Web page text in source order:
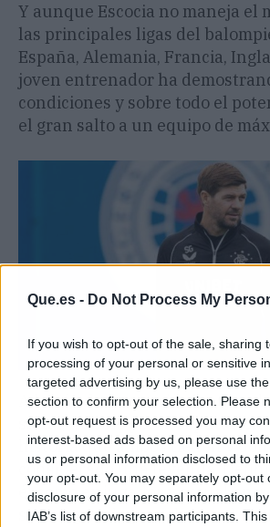
Que.es - Do Not Process My
If you wish to opt-out of the sale, sharing
processing of your personal or sensitive
targeted advertising by us, please use
section to confirm your selection. Please
opt-out request is processed you may
interest-based ads based on personal
us or personal information disclosed to
your opt-out. You may separately opt-out
disclosure of your personal information
IAB’s list of downstream participants.
Y aunque Escocia no maneja el
las principales ligas del
España, Alemania, Francia,
joven entrenador ha
condiciones y sobre todo el
el gran salto a un equipo de
Además de que sería el mejor
saltar, no solo por la reputación
historia que ambos tienen y
considerado una leyenda.
él como ex jugador y actual
ser un gran logro volver a el